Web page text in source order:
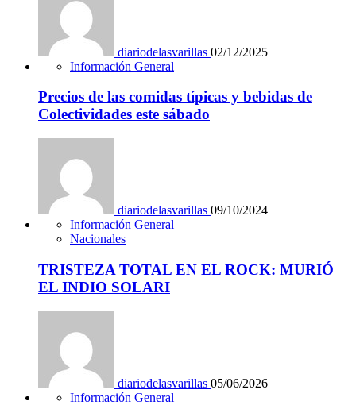
diariodelasvarillas 02/12/2025
Información General
Precios de las comidas típicas y bebidas de
Colectividades este sábado
diariodelasvarillas 09/10/2024
Información General
Nacionales
TRISTEZA TOTAL EN EL ROCK: MURIÓ
EL INDIO SOLARI
diariodelasvarillas 05/06/2026
Información General